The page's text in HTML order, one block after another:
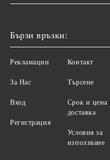
Бързи връзки:
Рекламации
За Нас
Вход
Регистрация
Контакт
Търсене
Срок и цена
доставка
Условия за
използване